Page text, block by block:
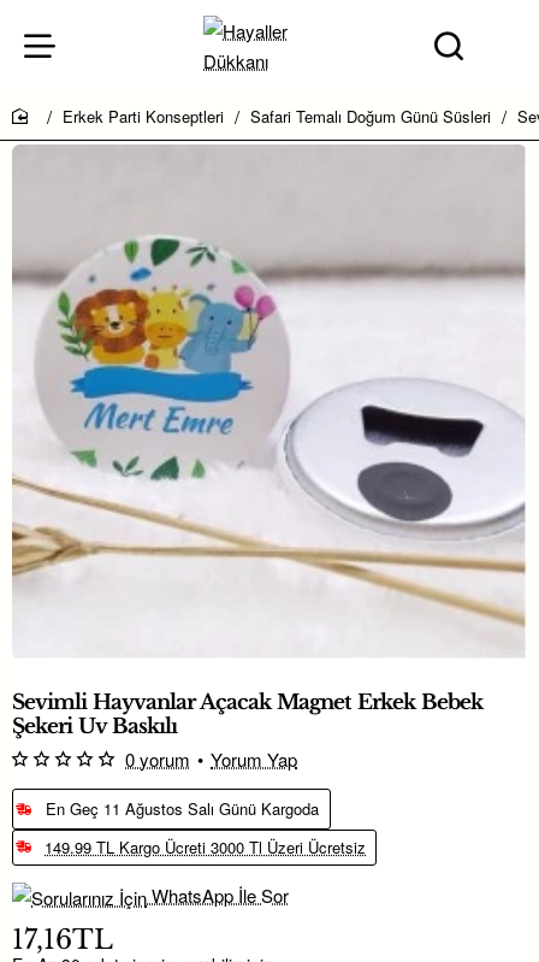
home
Erkek Parti Konseptleri Safari Temalı Doğum Günü Süsleri
Sevimli Hayvanlar Açacak Magnet Erkek Bebek
Şekeri Uv Baskılı
En Geç 11 Ağustos Salı Günü Kargoda
149.99 TL Kargo Ücreti 3000 Tl Üzeri Ücretsiz
WhatsApp İle Sor
0 yorum • Yorum Yap
17,16TL